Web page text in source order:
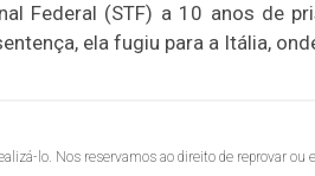
Federal (STF) a 10 anos de
ela fugiu para a Itália,
lo. Nos reservamos ao direito de reprovar